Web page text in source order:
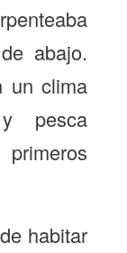
abajo.
un clima
pesca
habitar